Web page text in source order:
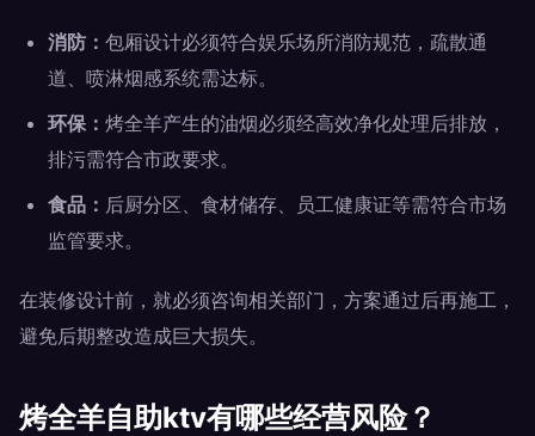
消防： 包厢设计必须符合娱乐场所消防规范，疏散通
道、喷淋烟感系统需达标。
环保： 烤全羊产生的油烟必须经高效净化处理后排放，
排污需符合市政要求。
食品： 后厨分区、食材储存、员工健康证等需符合市场
监管要求。
在装修设计前，就必须咨询相关部门，方案通过后再施工，
避免后期整改造成巨大损失。
烤全羊自助ktv有哪些经营风险？